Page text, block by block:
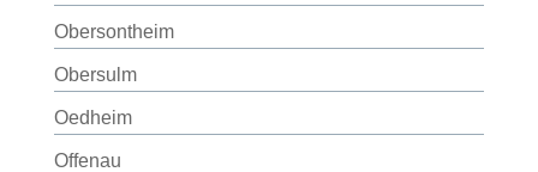
Obersontheim
Obersulm
Oedheim
Offenau